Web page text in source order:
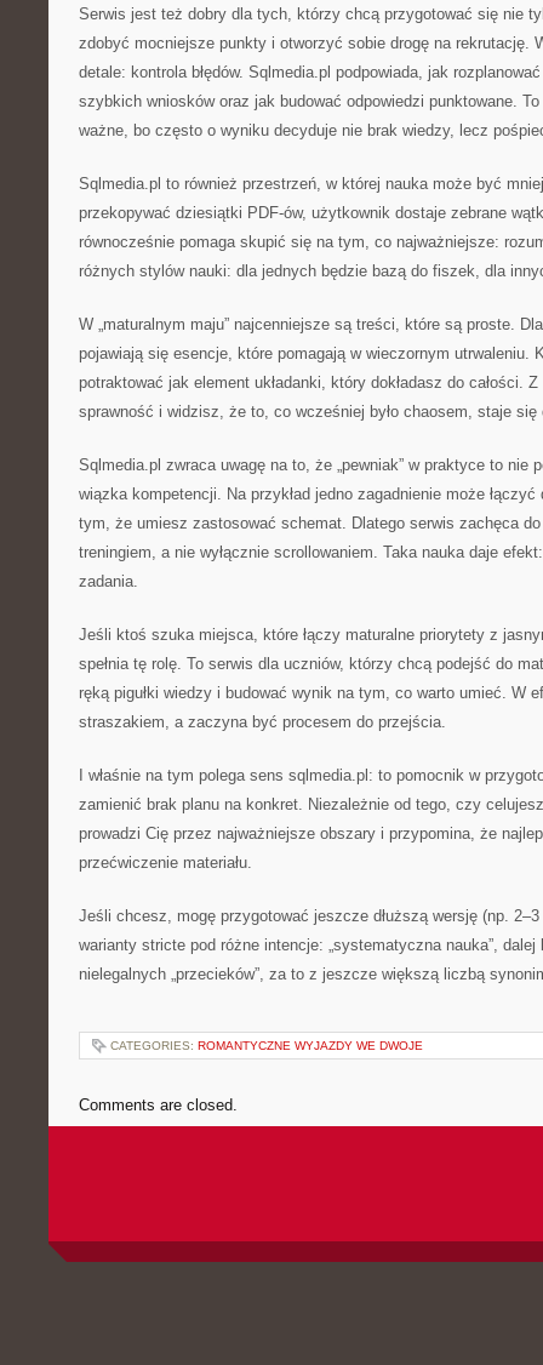
Serwis jest też dobry dla tych, którzy chcą przygotować się nie
zdobyć mocniejsze punkty i otworzyć sobie drogę na rekrutację.
detale: kontrola błędów. Sqlmedia.pl podpowiada, jak
szybkich wniosków oraz jak budować odpowiedzi punktowane.
ważne, bo często o wyniku decyduje nie brak wiedzy, lecz
Sqlmedia.pl to również przestrzeń, w której nauka może być
przekopywać dziesiątki PDF-ów, użytkownik dostaje zebrane
równocześnie pomaga skupić się na tym, co najważniejsze:
różnych stylów nauki: dla jednych będzie bazą do fiszek, dla
W „maturalnym maju” najcenniejsze są treści, które są proste.
pojawiają się esencje, które pomagają w wieczornym utrwaleniu.
potraktować jak element układanki, który dokładasz do całości.
sprawność i widzisz, że to, co wcześniej było chaosem, staje się
Sqlmedia.pl zwraca uwagę na to, że „pewniak” w praktyce to nie
wiązka kompetencji. Na przykład jedno zagadnienie może
tym, że umiesz zastosować schemat. Dlatego serwis zachęca
treningiem, a nie wyłącznie scrollowaniem. Taka nauka daje
zadania.
Jeśli ktoś szuka miejsca, które łączy maturalne priorytety z
spełnia tę rolę. To serwis dla uczniów, którzy chcą podejść do
ręką pigułki wiedzy i budować wynik na tym, co warto umieć. W
straszakiem, a zaczyna być procesem do przejścia.
I właśnie na tym polega sens sqlmedia.pl: to pomocnik w
zamienić brak planu na konkret. Niezależnie od tego, czy
prowadzi Cię przez najważniejsze obszary i przypomina, że
przećwiczenie materiału.
Jeśli chcesz, mogę przygotować jeszcze dłuższą wersję (np.
warianty stricte pod różne intencje: „systematyczna nauka”,
nielegalnych „przecieków”, za to z jeszcze większą liczbą
CATEGORIES: ROMANTYCZNE WYJAZDY WE DWOJE
Comments are closed.